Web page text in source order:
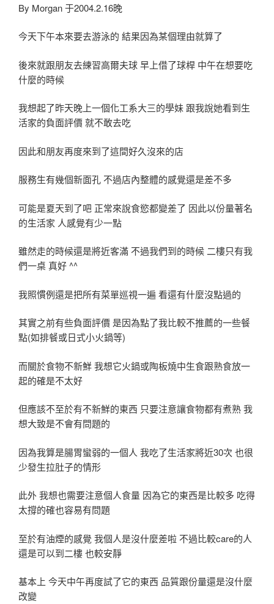
By Morgan 于2004.2.16晚
今天下午本來要去游泳的 結果因為某個理由就算了
後來就跟朋友去練習高爾夫球 早上借了球桿 中午在想要吃
什麼的時候
我想起了昨天晚上一個化工系大三的學妹 跟我說她看到生
活家的負面評價 就不敢去吃
因此和朋友再度來到了這間好久沒來的店
服務生有幾個新面孔 不過店內整體的感覺還是差不多
可能是夏天到了吧 正常來說食慾都變差了 因此以份量著名
的生活家 人感覺有少一點
雖然走的時候還是將近客滿 不過我們到的時候 二樓只有我
們一桌 真好 ^^
我照慣例還是把所有菜單巡視一遍 看還有什麼沒點過的
其實之前有些負面評價 是因為點了我比較不推薦的一些餐
點(如排餐或日式小火鍋等)
而關於食物不新鮮 我想它火鍋或陶板燒中生食跟熟食放一
起的確是不太好
但應該不至於有不新鮮的東西 只要注意讓食物都有煮熟 我
想大致是不會有問題的
因為我算是腸胃蠻弱的一個人 我吃了生活家將近30次 也很
少發生拉肚子的情形
此外 我想也需要注意個人食量 因為它的東西是比較多 吃得
太撐的確也容易有問題
至於有油煙的感覺 我個人是沒什麼差啦 不過比較care的人
還是可以到二樓 也較安靜
基本上 今天中午再度試了它的東西 品質跟份量還是沒什麼
改變